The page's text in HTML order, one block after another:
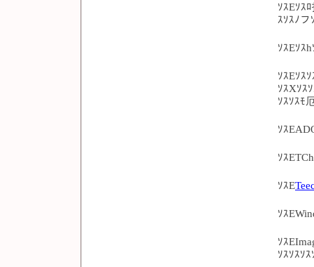
ｿｽEｿｽ
ｽｿｽﾉフ
ｿｽEｿｽ
ｿｽEｿｽ
ｿｽXｿｽ
ｿｽｿｽﾓ
ｿｽ
ｿｽ
ｿｽE
ｿｽ
ｿｽ
ｿｽｿｽｿ